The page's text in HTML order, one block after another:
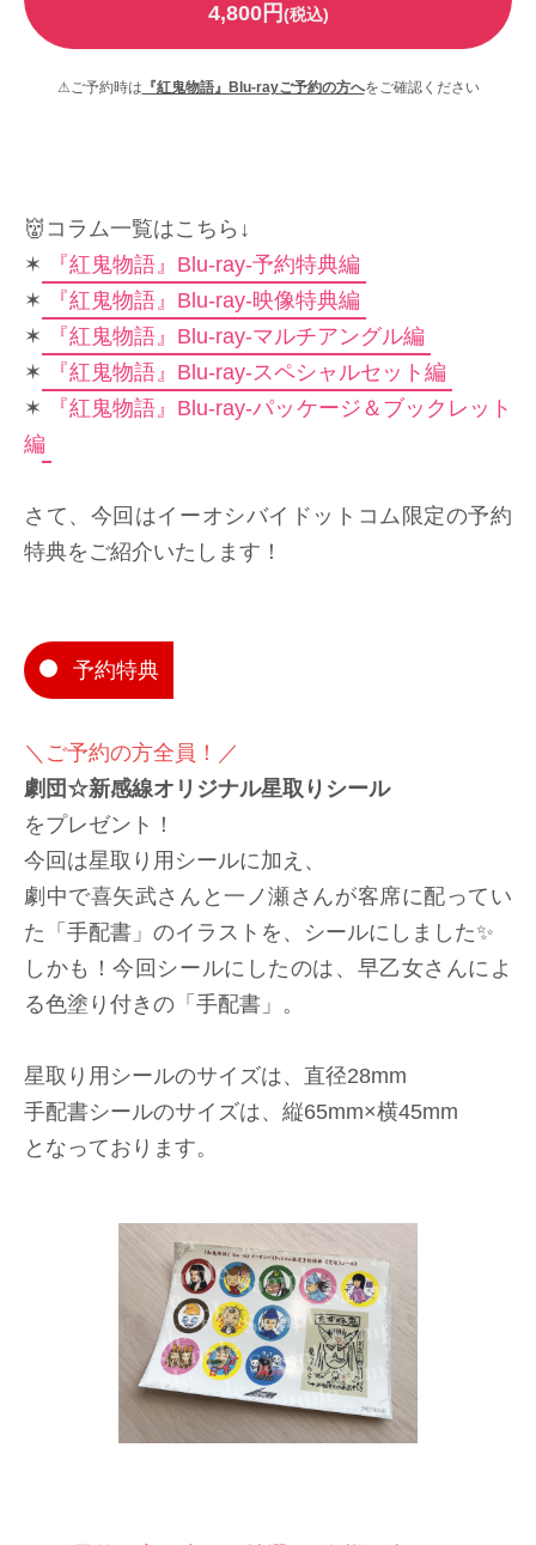
4,800円 (税込)
⚠ご予約時は 『紅鬼物語』Blu-rayご予約の方へをご確認ください
👹コラム一覧はこちら↓
✶
『紅鬼物語』Blu-ray-予約特典編
✶
『紅鬼物語』Blu-ray-映像特典編
✶
『紅鬼物語』Blu-ray-マルチアングル編
✶
『紅鬼物語』Blu-ray-スペシャルセット編
✶
『紅鬼物語』Blu-ray-パッケージ＆ブックレット
編
さて、今回はイーオシバイドットコム限定の予約
特典をご紹介いたします！
予約特典
＼ご予約の方全員！／
劇団☆新感線オリジナル星取りシール
をプレゼント！
今回は星取り用シールに加え、
劇中で喜矢武さんと一ノ瀬さんが客席に配ってい
た「手配書」のイラストを、シールにしました✨
しかも！今回シールにしたのは、早乙女さんによ
る色塗り付きの「手配書」。
星取り用シールのサイズは、直径28mm
手配書シールのサイズは、縦65mm×横45mm
となっております。